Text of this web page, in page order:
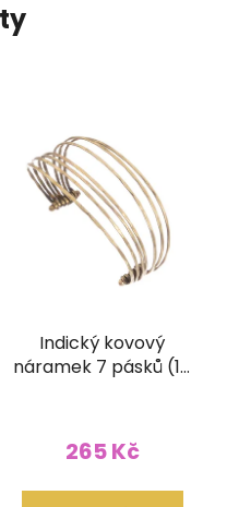
Indický kovový
náramek 7 pásků (15
265 Kč